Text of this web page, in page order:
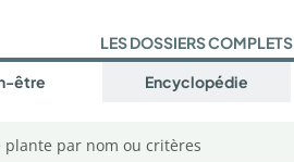
LES DOSSIERS COMPLETS
être Encyclopédie
plante par nom ou critères